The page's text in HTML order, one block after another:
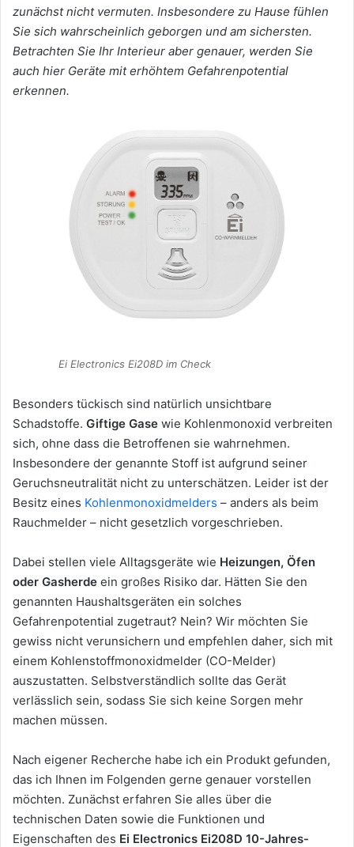
zunächst nicht vermuten. Insbesondere zu Hause fühlen
Sie sich wahrscheinlich geborgen und am sichersten.
Betrachten Sie Ihr Interieur aber genauer, werden Sie
auch hier Geräte mit erhöhtem Gefahrenpotential
erkennen.
Ei Electronics Ei208D im Check
Besonders tückisch sind natürlich unsichtbare
Schadstoffe. Giftige Gase wie Kohlenmonoxid verbreiten
sich, ohne dass die Betroffenen sie wahrnehmen.
Insbesondere der genannte Stoff ist aufgrund seiner
Geruchsneutralität nicht zu unterschätzen. Leider ist der
Besitz eines Kohlenmonoxidmelders – anders als beim
Rauchmelder – nicht gesetzlich vorgeschrieben.
Dabei stellen viele Alltagsgeräte wie Heizungen, Öfen
oder Gasherde ein großes Risiko dar. Hätten Sie den
genannten Haushaltsgeräten ein solches
Gefahrenpotential zugetraut? Nein? Wir möchten Sie
gewiss nicht verunsichern und empfehlen daher, sich mit
einem Kohlenstoffmonoxidmelder (CO-Melder)
auszustatten. Selbstverständlich sollte das Gerät
verlässlich sein, sodass Sie sich keine Sorgen mehr
machen müssen.
Nach eigener Recherche habe ich ein Produkt gefunden,
das ich Ihnen im Folgenden gerne genauer vorstellen
möchten. Zunächst erfahren Sie alles über die
technischen Daten sowie die Funktionen und
Eigenschaften des Ei Electronics Ei208D 10-Jahres-